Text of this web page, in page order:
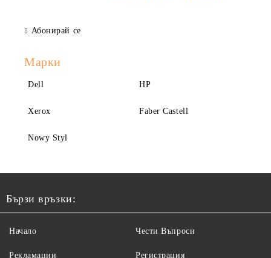
Абонирай се
Марки
Dell HP
Xerox Faber Castell
Nowy Styl
Бързи връзки:
Начало
Рекламации
Чести Въпроси
Регистрация